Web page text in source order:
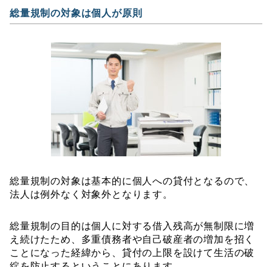
総量規制の対象は個人が原則
総量規制の対象は基本的に個人への貸付となるので、
法人は例外なく対象外となります。
総量規制の目的は個人に対する借入残高が無制限に増
え続けたため、多重債務者や自己破産者の増加を招く
ことになった経緯から、貸付の上限を設けて生活の破